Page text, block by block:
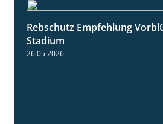
Rebschutz Empfehlung
Stadium
26.05.2026